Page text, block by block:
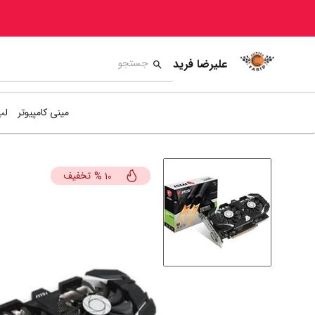
علیرضا فرید
مینی کامپیوتر
10
% تخفیف